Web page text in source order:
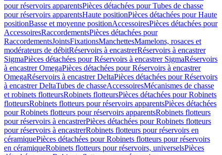
pour réservoirs apparentsPièces détachées pour Tubes de chasse
pour réservoirs apparentsHaute positionPièces détachées pour Haute
positionBasse et moyenne positionAccessoiresPièces détachées pour
AccessoiresRaccordementsPièces détachées pour
RaccordementsJointsFixationsManchettesMamelons, rosaces et
modérateurs de débitRéservoirs à encastrerRéservoirs à encastrer
SigmaPièces détachées pour Réservoirs à encastrer SigmaRéservoirs
à encastrer OmegaPièces détachées pour Réservoirs à encastrer
OmegaRéservoirs à encastrer DeltaPièces détachées pour Réservoirs
à encastrer DeltaTubes de chasseAccessoiresMécanismes de chasse
et robinets flotteursRobinets flotteursPièces détachées pour Robinets
flotteursRobinets flotteurs pour réservoirs apparentsPièces détachées
pour Robinets flotteurs pour réservoirs apparentsRobinets flotteurs
pour réservoirs à encastrerPièces détachées pour Robinets flotteurs
pour réservoirs à encastrerRobinets flotteurs pour réservoirs en
céramiquePièces détachées pour Robinets flotteurs pour réservoirs
en céramiqueRobinets flotteurs pour réservoirs, universelsPièces